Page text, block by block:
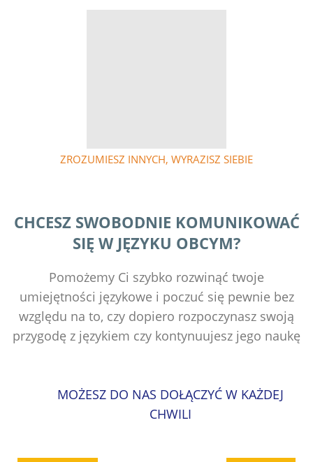
ZROZUMIESZ INNYCH, WYRAZISZ SIEBIE
CHCESZ SWOBODNIE KOMUNIKOWAĆ
SIĘ W JĘZYKU OBCYM?
Pomożemy Ci szybko rozwinąć twoje
umiejętności językowe i poczuć się pewnie bez
względu na to, czy dopiero rozpoczynasz swoją
przygodę z językiem czy kontynuujesz jego naukę
MOŻESZ DO NAS DOŁĄCZYĆ W KAŻDEJ
CHWILI